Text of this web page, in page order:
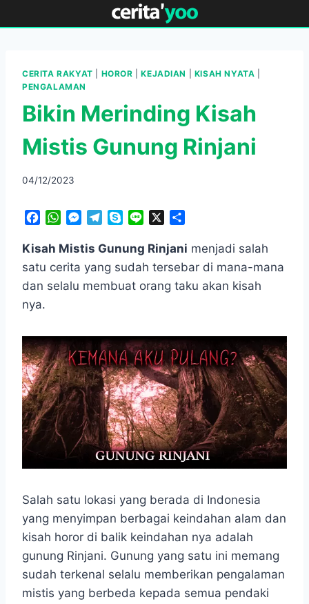
to
CERITA RAKYAT HOROR |KEJADIAN KISAH NYATA
PENGALAMAN
Bikin Merinding Kisah
Mistis Gunung Rinjani
04/12/2023
c
e
o
o
W
a
t
s
A
M
s
s
e
n
r
l
e
g
r
y
p
n
e
a
r
e
Kisah Mistis Gunung Rinjani menjadi salah
satu cerita yang sudah tersebar di mana-mana
dan selalu membuat orang taku akan kisah
nya.
Salah satu lokasi yang berada di Indonesia
yang menyimpan berbagai keindahan alam dan
kisah horor di balik keindahan nya adalah
gunung Rinjani. Gunung yang satu ini memang
sudah terkenal selalu memberikan pengalaman
mistis yang berbeda kepada semua pendaki